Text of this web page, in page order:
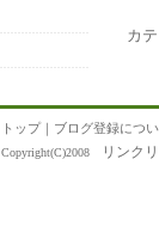
カ
トップ｜ ブログ登録につ
Copyright(C)2008 リンク